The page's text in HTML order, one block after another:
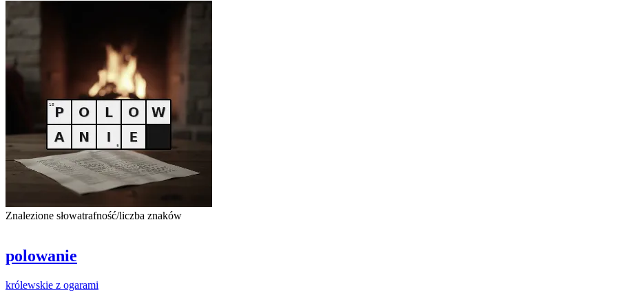
Znalezione słowatrafność/liczba znaków
polowanie
królewskie z ogarami